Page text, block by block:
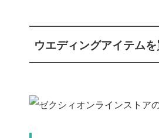
ウエディングアイテム